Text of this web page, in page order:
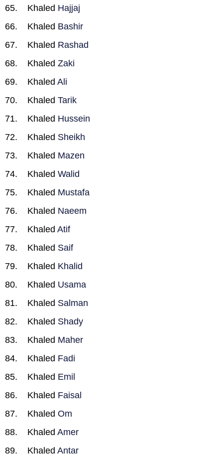
Khaled Hajjaj
Khaled Bashir
Khaled Rashad
Khaled Zaki
Khaled Ali
Khaled Tarik
Khaled Hussein
Khaled Sheikh
Khaled Mazen
Khaled Walid
Khaled Mustafa
Khaled Naeem
Khaled Atif
Khaled Saif
Khaled Khalid
Khaled Usama
Khaled Salman
Khaled Shady
Khaled Maher
Khaled Fadi
Khaled Emil
Khaled Faisal
Khaled Om
Khaled Amer
Khaled Antar